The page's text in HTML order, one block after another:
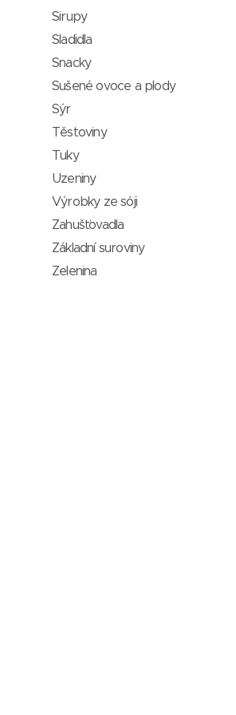
Sirupy
Sladidla
Snacky
Sušené ovoce a plody
Sýr
Těstoviny
Tuky
Uzeniny
Výrobky ze sóji
Zahušťovadla
Základní suroviny
Zelenina